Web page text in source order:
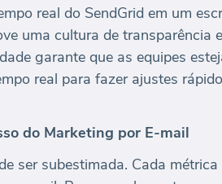
real do SendGrid em um
uma cultura de transparência
garante que as equipes
real para fazer ajustes
do Marketing por E-mail
ser subestimada. Cada